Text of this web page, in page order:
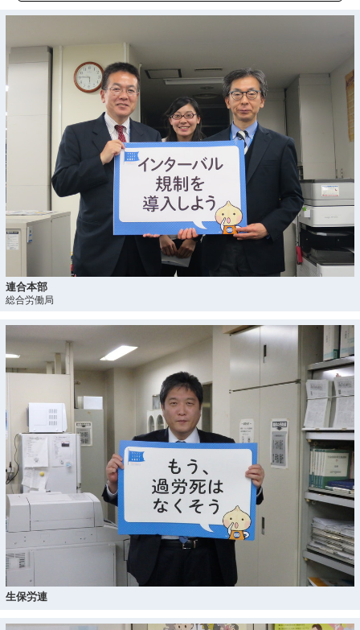
連合本部
総合労働局
生保労連